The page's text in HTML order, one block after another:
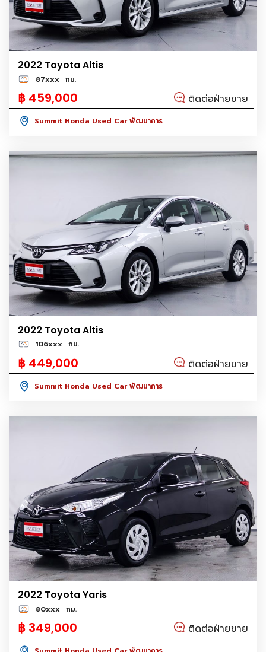
2022 Toyota Altis
87xxx กม.
฿ 459,000 ติดต่อฝ่ายขาย
Summit Honda Used Car พัฒนาการ
2022 Toyota Altis
106xxx กม.
฿ 449,000 ติดต่อฝ่ายขาย
Summit Honda Used Car พัฒนาการ
2022 Toyota Yaris
80xxx กม.
฿ 349,000 ติดต่อฝ่ายขาย